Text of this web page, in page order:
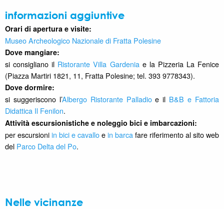
informazioni aggiuntive
Orari di apertura e visite:
Museo Archeologico Nazionale di Fratta Polesine
Dove mangiare:
si consigliano il Ristorante Villa Gardeniae la Pizzeria La Fenice
(Piazza Martiri 1821, 11, Fratta Polesine; tel. 393 9778343).
Dove dormire:
si suggeriscono l’Albergo Ristorante Palladioe il B&B e Fattoria
Didattica Il Fenilon.
Attività escursionistiche e noleggio bici e imbarcazioni:
per escursioniin bici e cavalloein barcafare riferimento al sito web
del Parco Delta del Po.
Nelle vicinanze